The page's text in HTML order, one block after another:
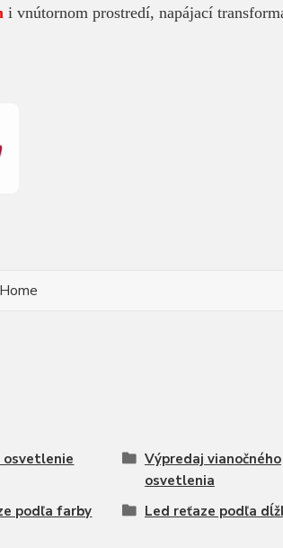
i vnútornom prostredí, napájací
Home
osvetlenie
Výpredaj vianočného
osvetlenia
podľa farby Led reťaze podľa